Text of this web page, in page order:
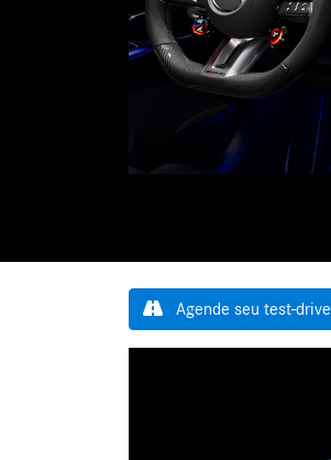
Agende seu test-drive